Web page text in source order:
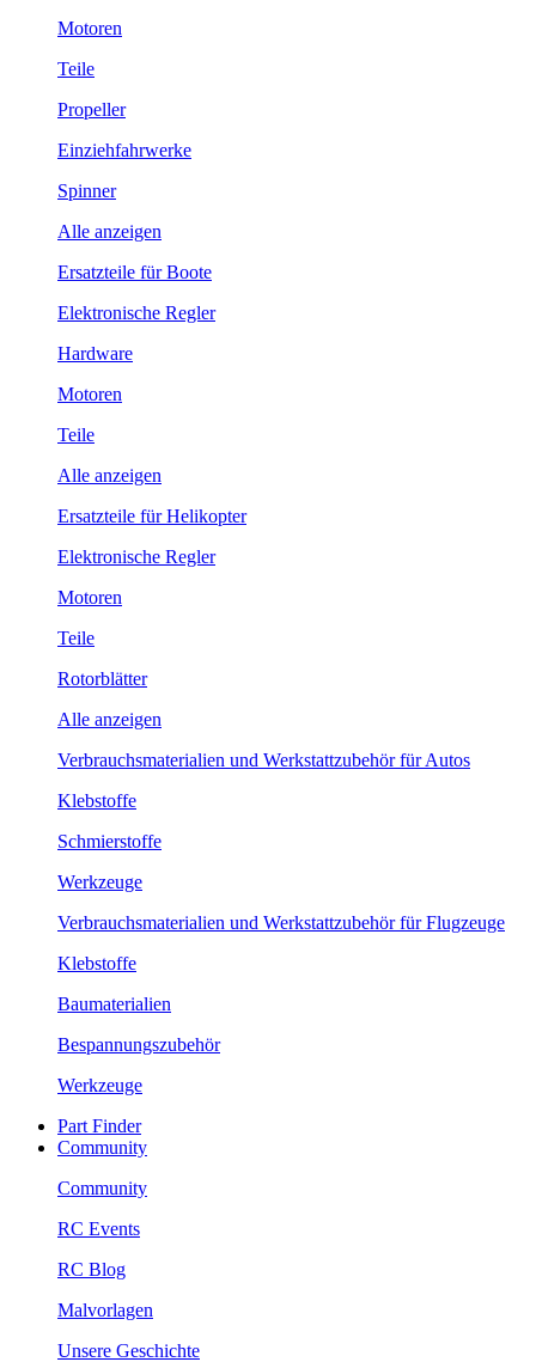
Motoren
Teile
Propeller
Einziehfahrwerke
Spinner
Alle anzeigen
Ersatzteile für Boote
Elektronische Regler
Hardware
Motoren
Teile
Alle anzeigen
Ersatzteile für Helikopter
Elektronische Regler
Motoren
Teile
Rotorblätter
Alle anzeigen
Verbrauchsmaterialien und Werkstattzubehör für Autos
Klebstoffe
Schmierstoffe
Werkzeuge
Verbrauchsmaterialien und Werkstattzubehör für Flugzeuge
Klebstoffe
Baumaterialien
Bespannungszubehör
Werkzeuge
Part Finder
Community
Community
RC Events
RC Blog
Malvorlagen
Unsere Geschichte